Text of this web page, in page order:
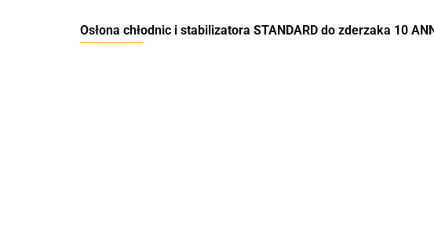
Osłona chłodnic i stabilizatora STANDARD do zderzaka 10